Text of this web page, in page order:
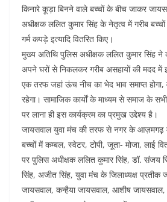
किनारे कूड़ा बिनने वाले बच्चों के बीच जाकर
अधीक्षक ललित कुमार सिंह के नेतृत्व में गरीब
गर्म कपड़े इत्यादि वितरित किए।
मुख्य अतिथि पुलिस अधीक्षक ललित कुमार सिंह ने
अपने घरों से निकलकर गरीब असहायों की मदद में
एक तरफ जहां ऊंच नीच का भेद भाव समाप्त होगा,
रहेगा। सामाजिक कार्यों के माध्यम से समाज के
पर लाना ही इस कार्यक्रम का प्रमुख उद्देश्य है।
जायसवाल युवा मंच की तरफ से नगर के आज़मगढ़
बच्चों में कम्बल, स्वेटर, टोपी, जूता- मोजा, लाई
पर पुलिस अधीक्षक ललित कुमार सिंह, डॉ. संजय
सिंह, अजीत सिंह, युवा मंच के जिलाध्यक्ष प्रतीक
जायसवाल, कन्हैया जायसवाल, आशीष जायसवाल,